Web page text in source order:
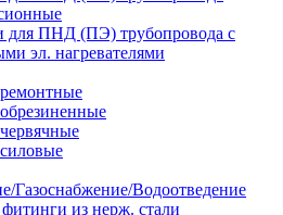
для ПНД (ПЭ) трубопровода с
эл. нагревателями
Газоснабжение/Водоотведение
из нерж. стали